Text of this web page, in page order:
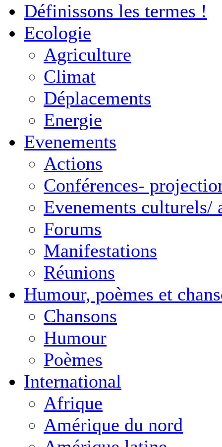
Définissons les termes !
Ecologie
Agriculture
Climat
Déplacements
Energie
Evenements
Actions
Conférences-
Evenements culturels/
Forums
Manifestations
Réunions
Humour, poèmes et
Chansons
Humour
Poèmes
International
Afrique
Amérique du nord